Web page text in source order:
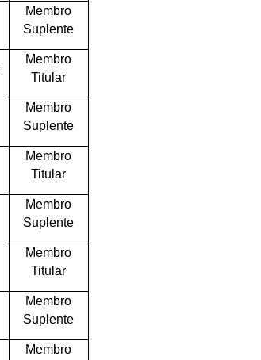
Membro
Suplente
Membro
Titular
Membro
Suplente
Membro
Titular
Membro
Suplente
Membro
Titular
Membro
Suplente
Membro